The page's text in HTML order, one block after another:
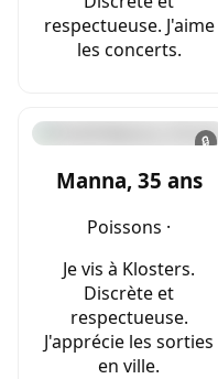
respectueuse. J'aime
les concerts.
🔒
Manna, 35 ans
Poissons ·
Je vis à Klosters.
Discrète et
respectueuse.
J'apprécie les sorties
en ville.